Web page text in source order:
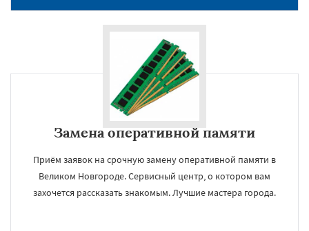
Замена оперативной памяти
Приём заявок на срочную замену оперативной памяти в
Великом Новгороде. Сервисный центр, о котором вам
захочется рассказать знакомым. Лучшие мастера города.
×